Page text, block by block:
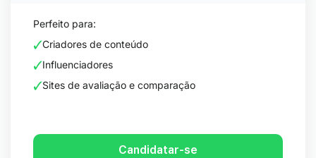
Perfeito para:
Criadores de conteúdo
Influenciadores
Sites de avaliação e comparação
Candidatar-se